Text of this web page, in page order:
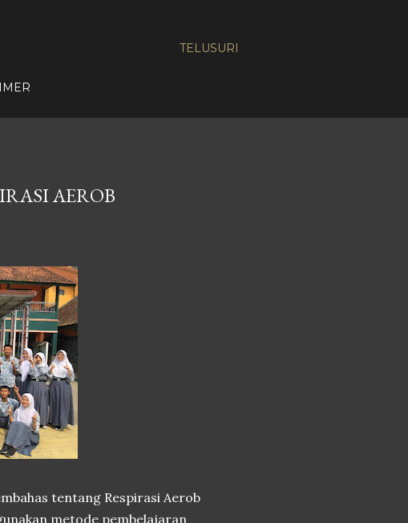
TELUSURI
AEROB
tentang Respirasi Aerob
metode pembelajaran